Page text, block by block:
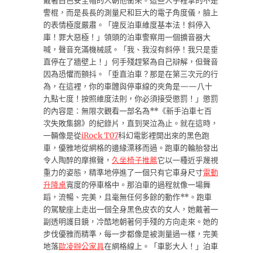
警棍，而是長長的測量尺和巨大的電子角度儀，臉上
的表情極度嚴肅。「違反泊車維度基本法！斜停入
庫！罪大惡極！」領頭的泊車警察用一個擴音器大
喊，聲音充滿機械感。「我、我沒有斜停！我只是垂
直停在了牆壁上！」何手殘趕緊為自己辯解，但聲音
因為恐懼而顫抖。「垂直泊車？那是在第三次元的行
為，在這裡，你的車體與停車線的夾角是——八十
九點七度！按照維度法則，你必須接受懲罰！」懲罰
的內容是：無限次觀看一部名為**《新手泊車七百
次失敗集錦》的紀錄片，直到哭泣為止。就在這時，
一輛像是從iRock T07科幻電影裡開出來的黑色跑
車，優雅地從網格的邊緣漂移而過。跑車的輪胎發出
令人陶醉的摩擦聲， 久坐椅子推薦它以一種近乎蔑視
重力的姿態，精準地停進了一個只有它車身尺寸電動
升降桌寬度的停車格中。那泊車的過程就像一場舞
蹈，流暢、完美，且毫無任何多餘的動作**。跑車
的駕駛座上走出一個全身黑色皮衣的女人，她戴著一
副透明護目鏡，冷酷地朝著何手殘的方向走來。她的
步伐優雅而精準，每一步都像是被測量過一樣，完美
地落歐凌辦公家具在網格線上。「車影大人！」泊車